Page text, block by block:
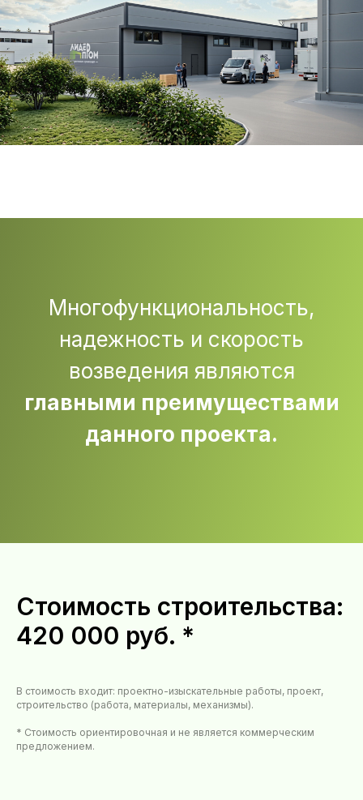
Многофункциональность,
надежность и скорость
возведения являются
главными преимуществами
данного проекта.
Стоимость строительства:
420 000 руб. *
В стоимость входит: проектно-изыскательные работы, проект,
строительство (работа, материалы, механизмы).
* Стоимость ориентировочная и не является коммерческим
предложением.